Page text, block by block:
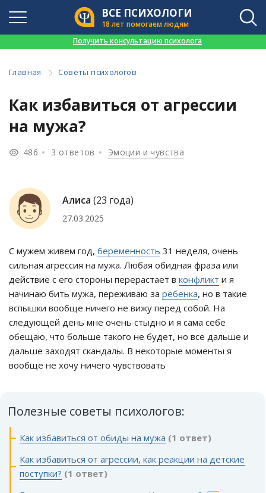
ВСЕ ПСИХОЛОГИ
18 лет помогаем людям
Получить консультацию психолога
Главная Советы психологов
Как избавиться от агрессии
на мужа?
486 3 ответов Эмоции и чувства
Алиса (23 года)
27.03.2025
С мужем живем год, беременность 31 неделя, очень
сильная агрессия на мужа. Любая обидная фраза или
действие с его стороны перерастает в конфликт и я
начинаю бить мужа, переживаю за ребенка, но в такие
вспышки вообще ничего не вижу перед собой. На
следующей день мне очень стыдно и я сама себе
обещаю, что больше такого не будет, но все дальше и
дальше заходят скандалы. В некоторые моменты я
вообще не хочу ничего чувствовать
Полезные советы психологов:
Как избавиться от обиды на мужа (1 ответ)
Как избавиться от агрессии, как реакции на детские
поступки? (1 ответ)